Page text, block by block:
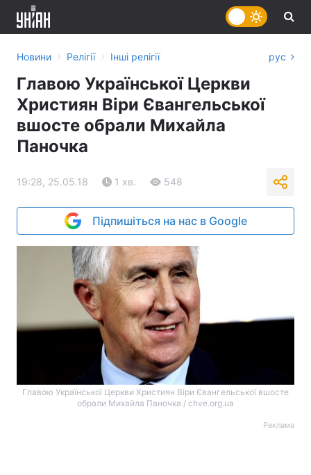
Новини › Релігії › Інші релігії рус
Главою Української Церкви
Християн Віри Євангельської
вшосте обрали Михайла
Паночка
19:28, 25.05.18 1 хв. 548
Підпишіться на нас в Google
Главою Української Церкви Християн Віри Євангельської вшосте
обрали Михайла Паночка / chve.org.ua
Реклама